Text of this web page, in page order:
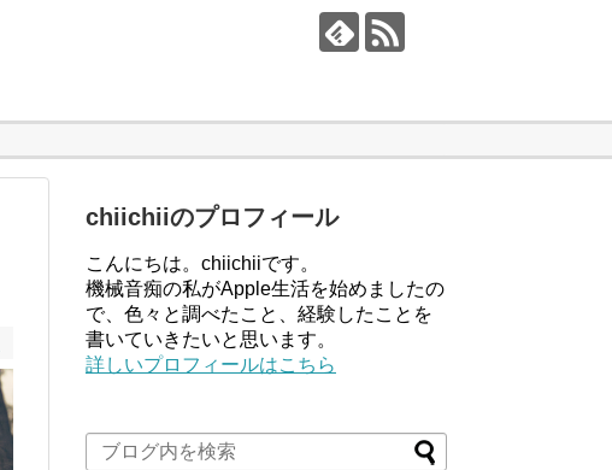
chiichiiのプロフィール
こんにちは。chiichiiです。
機械音痴の私がApple生活を始めましたの
で、色々と調べたこと、経験したことを
書いていきたいと思います。
詳しいプロフィールはこちら